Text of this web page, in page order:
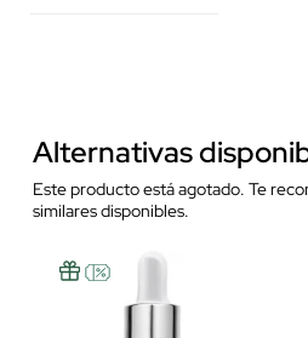
Alternativas
Este producto está agotado. Te
similares disponibles.